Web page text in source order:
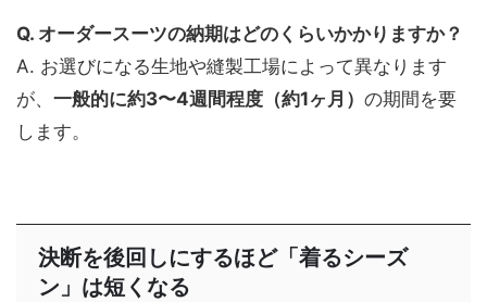
Q. オーダースーツの納期はどのくらいかかりますか？
A. お選びになる生地や縫製工場によって異なります
が、 一般的に約3〜4週間程度（約1ヶ月） の期間を要
します。
決断を後回しにするほど「着るシーズ
ン」は短くなる